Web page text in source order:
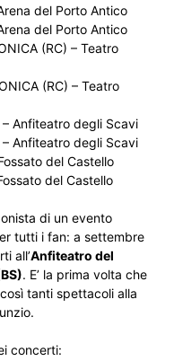
del Porto Antico
del Porto Antico
(RC) – Teatro
(RC) – Teatro
Anfiteatro degli Scavi
Anfiteatro degli Scavi
del Castello
del Castello
di un evento
tutti i fan: a settembre
all’Anfiteatro del
. E’ la prima volta che
tanti spettacoli alla
concerti: